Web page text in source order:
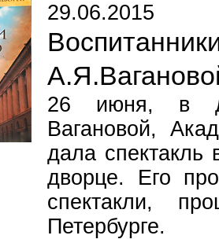
29.06.2015
26 июня, в
Вагановой,
дала спектакль
дворце. Его
спектакли,
Петербурге.